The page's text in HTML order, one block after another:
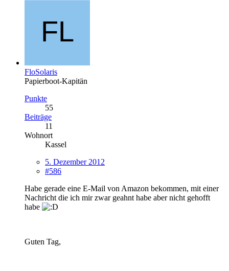
FloSolaris
Papierboot-Kapitän
Punkte
55
Beiträge
11
Wohnort
Kassel
5. Dezember 2012
#586
Habe gerade eine E-Mail von Amazon bekommen, mit einer
Nachricht die ich mir zwar geahnt habe aber nicht gehofft
habe
Guten Tag,